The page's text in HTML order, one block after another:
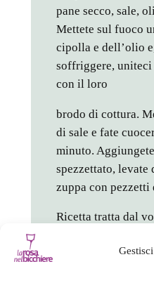
pane secco, sale,
Mettete sul fuoco
cipolla e dell’olio
soffriggere, uniteci
con il loro
brodo di cottura.
di sale e fate
minuto.
spezzettato, levate
zuppa con
Ricetta tratta dal
(Rubbettino)